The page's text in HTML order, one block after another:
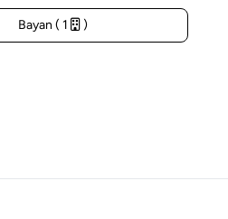
Bayan ( 1 )